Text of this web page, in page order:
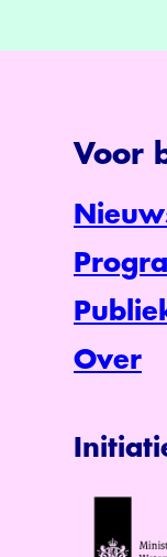
Voor
Over